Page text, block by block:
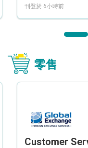
刊登於 6小時前
零售